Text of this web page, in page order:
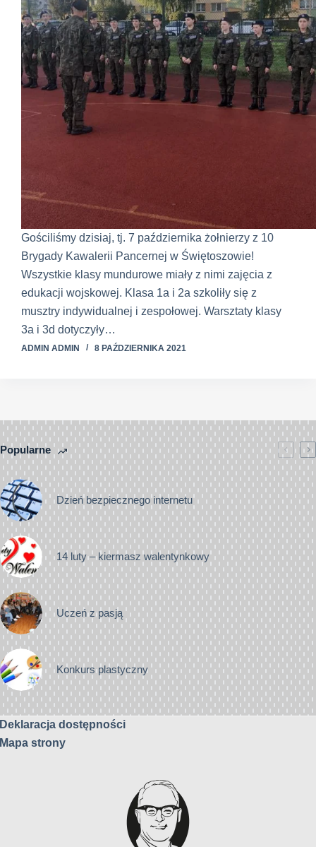
Gościliśmy dzisiaj, tj. 7 października żołnierzy z 10
Brygady Kawalerii Pancernej w Świętoszowie!
Wszystkie klasy mundurowe miały z nimi zajęcia z
edukacji wojskowej. Klasa 1a i 2a szkoliły się z
musztry indywidualnej i zespołowej. Warsztaty klasy
3a i 3d dotyczyły…
ADMIN ADMIN 8 PAŹDZIERNIKA 2021
Popularne
Dzień bezpiecznego internetu
14 luty – kiermasz walentynkowy
Uczeń z pasją
Konkurs plastyczny
Deklaracja dostępności
Mapa strony